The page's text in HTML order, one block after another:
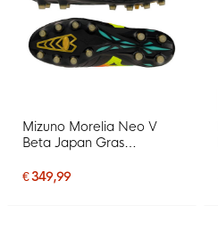
Mizuno Morelia Neo V
Beta Japan Gras
Zwart Lava Oranje
€ 349,99